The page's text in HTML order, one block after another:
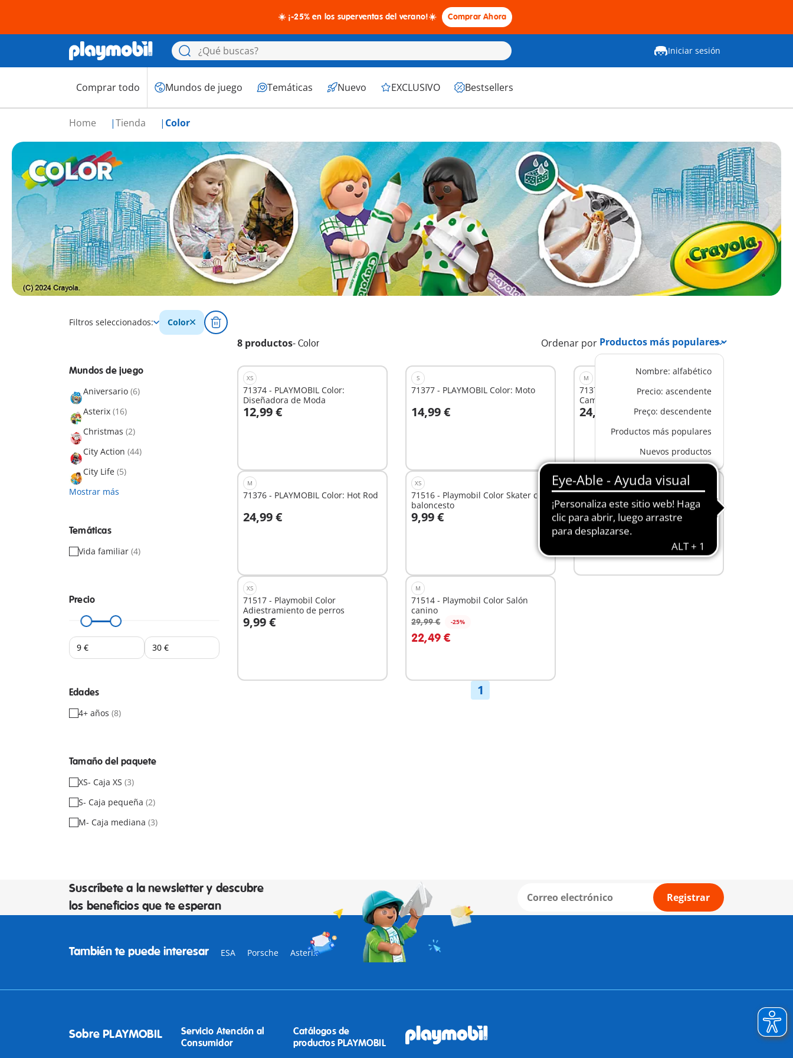
☀️ ¡-25% en los superventas del verano!☀️ Comprar Ahora
Iniciar sesión
Comprar todo Mundos de juego Temáticas Nuevo EXCLUSIVO Bestsellers
Home Tienda Color
Filtros seleccionados: Color
8 productos- Color Ordenar por
Nombre: alfabético
Precio: ascendente
Preço: descendente
Productos más populares
Nuevos productos
Mundos de juego
Aniversario (6)
Asterix (16)
Christmas (2)
City Action (44)
City Life (5)
Mostrar más
Temáticas
Vida familiar (4)
Precio
Edades
4+ años (8)
Tamaño del paquete
XS- Caja XS (3)
S- Caja pequeña (2)
M- Caja mediana (3)
XS
71374 - PLAYMOBIL Color:
Diseñadora de Moda
12,99 €
A la cesta
S
71377 - PLAYMOBIL Color: Moto
14,99 €
A la cesta
M
71373 - PLAYMOBIL Color:
Camerino
24,99 €
A la cesta
M
71376 - PLAYMOBIL Color: Hot Rod
24,99 €
A la cesta
XS
71516 - Playmobil Color Skater con
baloncesto
9,99 €
A la cesta
S
71515 - Playmobil Color Skatepark
19,99 €
A la cesta
XS
71517 - Playmobil Color
Adiestramiento de perros
9,99 €
A la cesta
M
71514 - Playmobil Color Salón
canino
29,99 € -25%
22,49 €
1
Suscríbete a la newsletter y descubre
los beneficios que te esperan
Registrar
También te puede interesar ESA Porsche Asterix
Sobre PLAYMOBIL
Servicio Atención al
Consumidor
Catálogos de
productos PLAYMOBIL